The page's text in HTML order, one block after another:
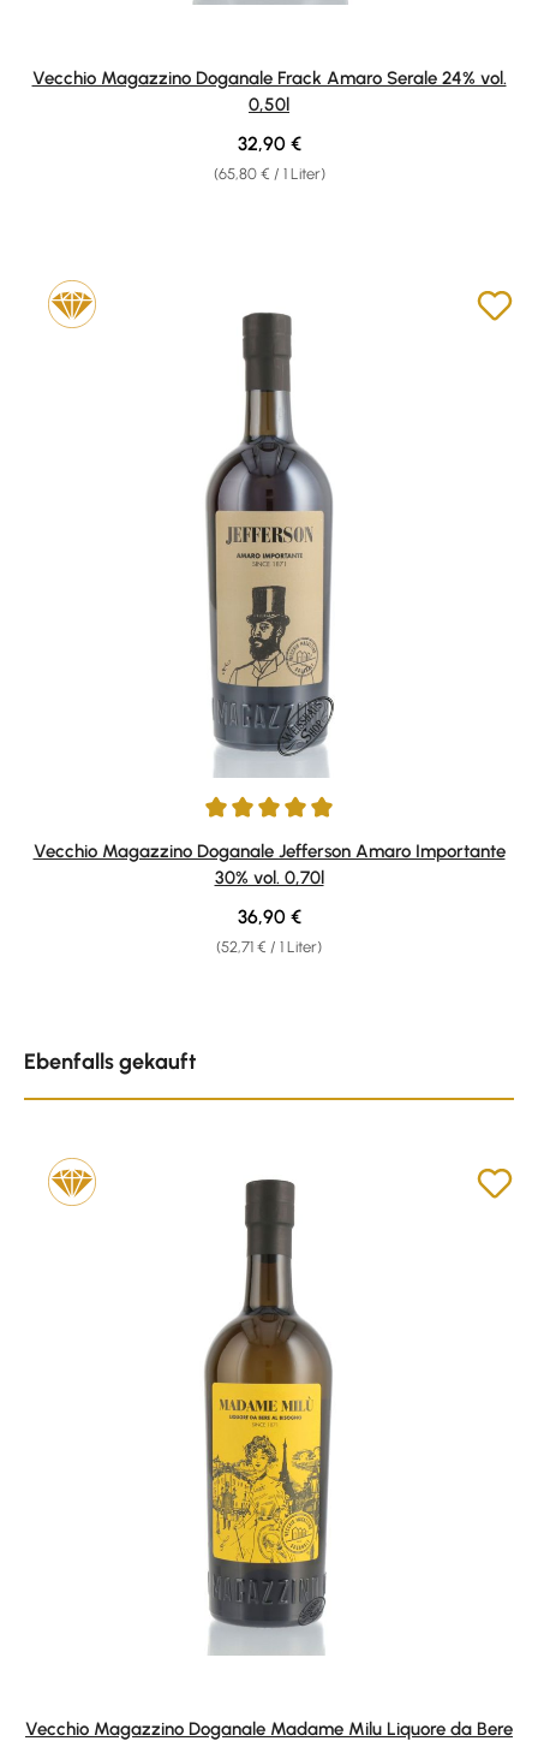
Vecchio Magazzino Doganale Frack Amaro Serale 24% vol.
0,50l
(65,80 € / 1 Liter)
Regulärer Preis:
32,90 €
Durchschnittliche Bewertung von 5 von 5 Sternen
Vecchio Magazzino Doganale Jefferson Amaro Importante
30% vol. 0,70l
(52,71 € / 1 Liter)
Regulärer Preis:
36,90 €
Ebenfalls gekauft
Vecchio Magazzino Doganale Madame Milu Liquore da Bere